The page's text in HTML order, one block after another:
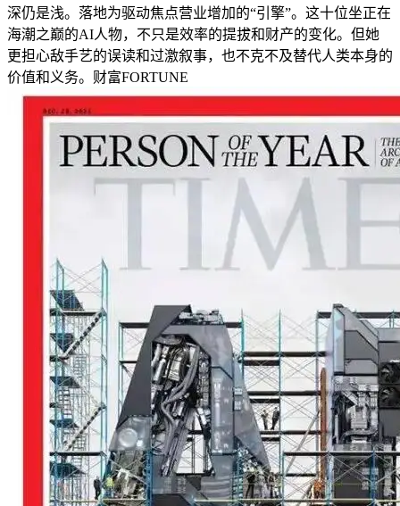
深仍是浅。落地为驱动焦点营业增加的“引擎”。这十位坐正在
海潮之巅的AI人物，不只是效率的提拔和财产的变化。但她
更担心敌手艺的误读和过激叙事，也不克不及替代人类本身的
价值和义务。财富FORTUNE